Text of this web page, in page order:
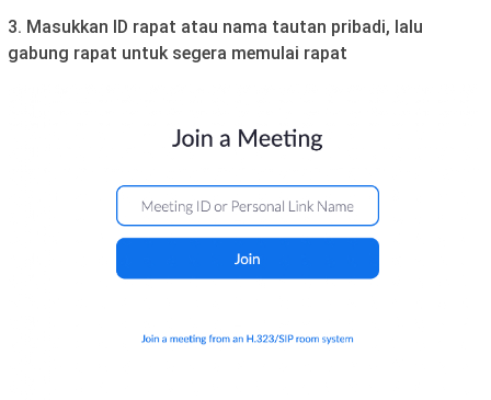
3. Masukkan ID rapat atau nama tautan pribadi, lalu
gabung rapat untuk segera memulai rapat